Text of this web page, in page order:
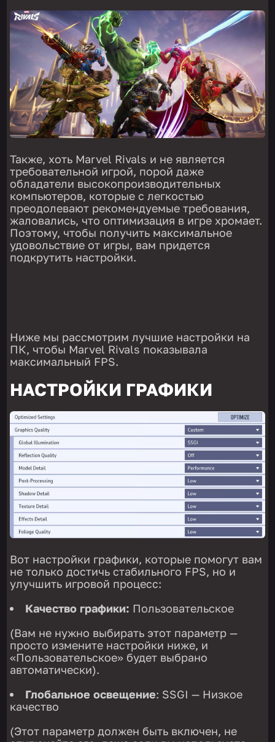
Также, хоть Marvel Rivals и не является
требовательной игрой, порой даже
обладатели высокопроизводительных
компьютеров, которые с легкостью
преодолевают рекомендуемые требования,
жаловались, что оптимизация в игре хромает.
Поэтому, чтобы получить максимальное
удовольствие от игры, вам придется
подкрутить настройки.
Ниже мы рассмотрим лучшие настройки на
ПК, чтобы Marvel Rivals показывала
максимальный FPS.
НАСТРОЙКИ ГРАФИКИ
Вот настройки графики, которые помогут вам
не только достичь стабильного FPS, но и
улучшить игровой процесс:
Качество графики: Пользовательское
(Вам не нужно выбирать этот параметр —
просто измените настройки ниже, и
«Пользовательское» будет выбрано
автоматически).
Глобальное освещение: SSGI — Низкое
качество
(Этот параметр должен быть включен, не